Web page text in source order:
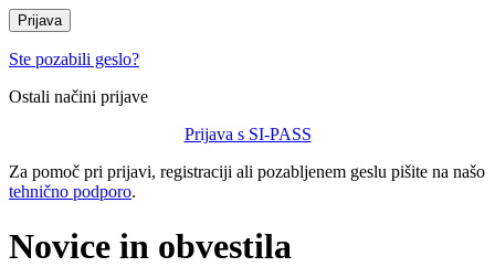
Prijava
Ste pozabili geslo?
Ostali načini prijave
Prijava s SI-PASS
Za pomoč pri prijavi, registraciji ali pozabljenem geslu pišite na našo
tehnično podporo.
Novice in obvestila